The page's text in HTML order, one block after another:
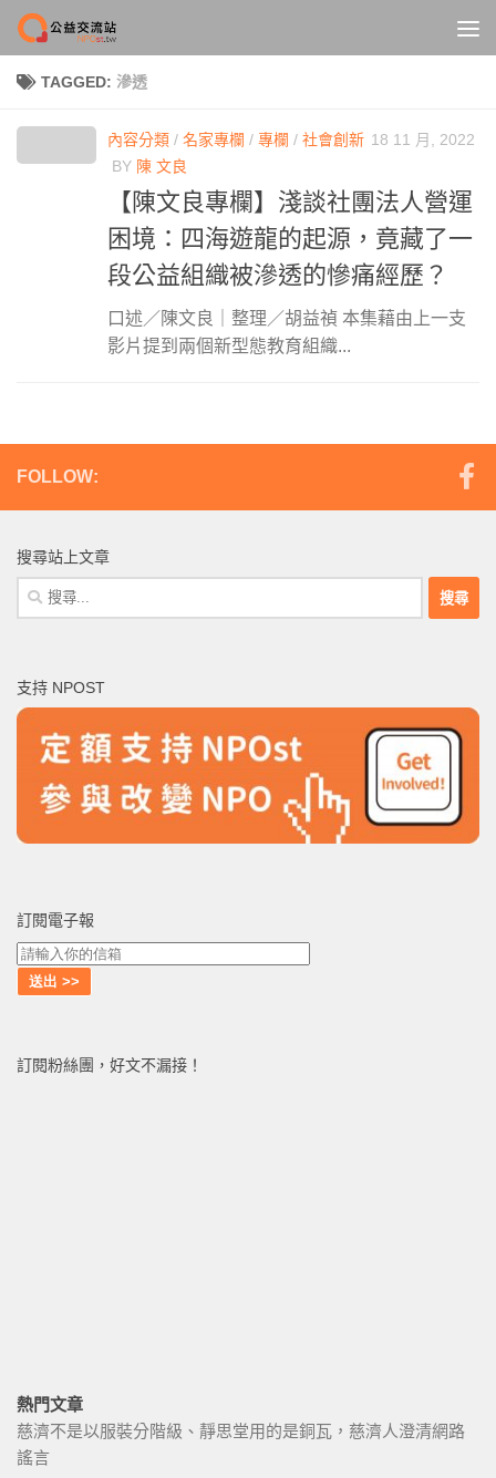
Skip to content
TAGGED: 滲透
內容分類 / 名家專欄 / 專欄 / 社會創新 18 11 月, 2022
BY 陳 文良
【陳文良專欄】淺談社團法人營運
困境：四海遊龍的起源，竟藏了一
段公益組織被滲透的慘痛經歷？
口述／陳文良｜整理／胡益禎 本集藉由上一支
影片提到兩個新型態教育組織...
FOLLOW:
搜尋站上文章
搜
尋
字:
支持 NPOST
訂閱電子報
訂閱粉絲團，好文不漏接！
熱門文章
慈濟不是以服裝分階級、靜思堂用的是銅瓦，慈濟人澄清網路
謠言